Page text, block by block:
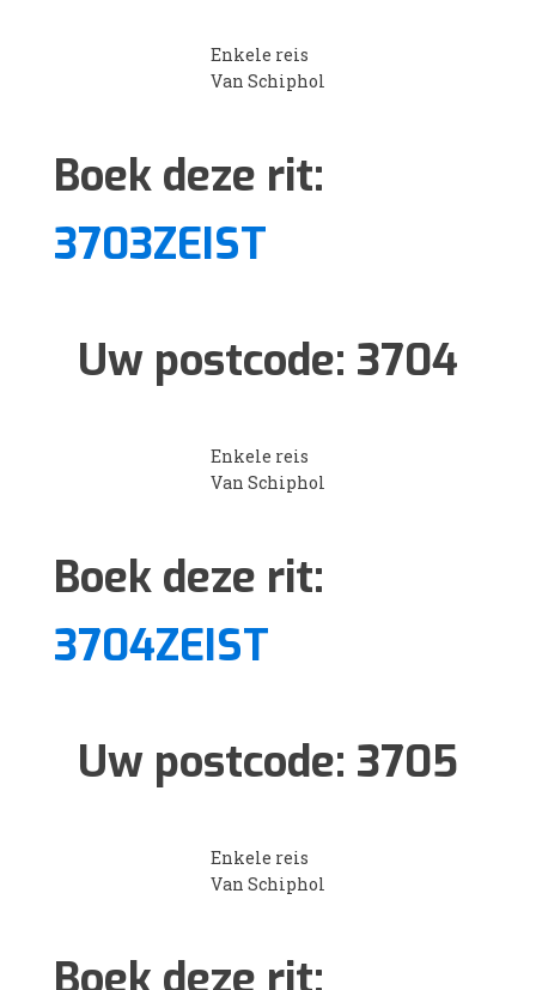
Enkele reis
Van Schiphol
Boek deze rit:
3703ZEIST
Uw postcode: 3704
Enkele reis
Van Schiphol
Boek deze rit:
3704ZEIST
Uw postcode: 3705
Enkele reis
Van Schiphol